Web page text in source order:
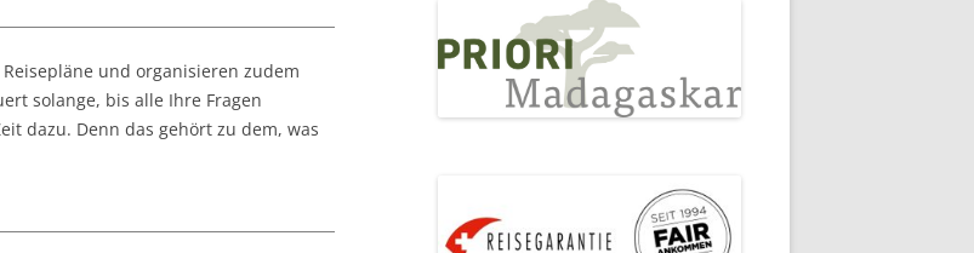
und organisieren zudem
solange, bis alle Ihre Fragen
dazu. Denn das gehört zu dem, was